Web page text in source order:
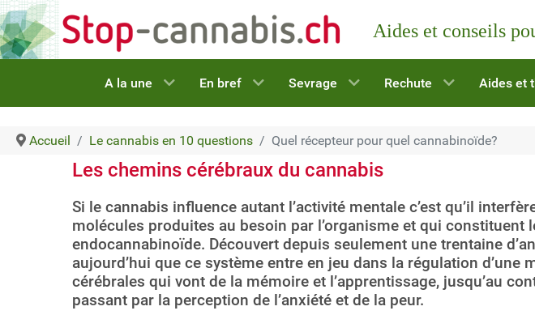
Aides et conseils
A la une En bref Sevrage Rechute Aides et
Accueil Le cannabis en 10 questions Quel récepteur pour quel cannabinoïde?
Les chemins cérébraux du cannabis
Si le cannabis influence autant l’activité mentale c’est qu’il
molécules produites au besoin par l’organisme et qui constituent
endocannabinoïde. Découvert depuis seulement une trentaine
aujourd’hui que ce système entre en jeu dans la régulation d’une
cérébrales qui vont de la mémoire et l’apprentissage, jusqu’au
passant par la perception de l’anxiété et de la peur.